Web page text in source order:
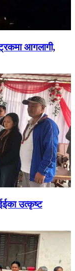
आगलागी,
उत्कृष्ट